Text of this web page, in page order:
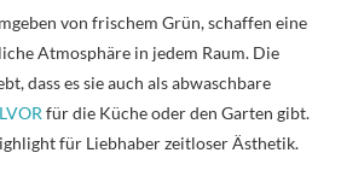
von frischem Grün, schaffen eine
Atmosphäre in jedem Raum. Die
dass es sie auch als abwaschbare
für die Küche oder den Garten gibt.
für Liebhaber zeitloser Ästhetik.